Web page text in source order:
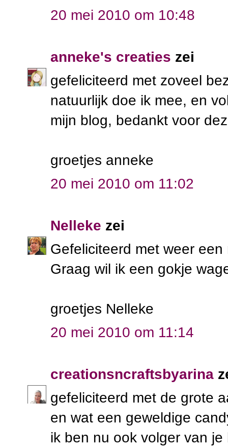
20 mei 2010 om 10:48
anneke's creaties zei
gefeliciteerd met zoveel
natuurlijk doe ik mee, en
mijn blog, bedankt voor
groetjes anneke
20 mei 2010 om 11:02
Nelleke zei
Gefeliciteerd met weer een
Graag wil ik een gokje
groetjes Nelleke
20 mei 2010 om 11:14
creationsncraftsbyarina
gefeliciteerd met de grote
en wat een geweldige
ik ben nu ook volger van je